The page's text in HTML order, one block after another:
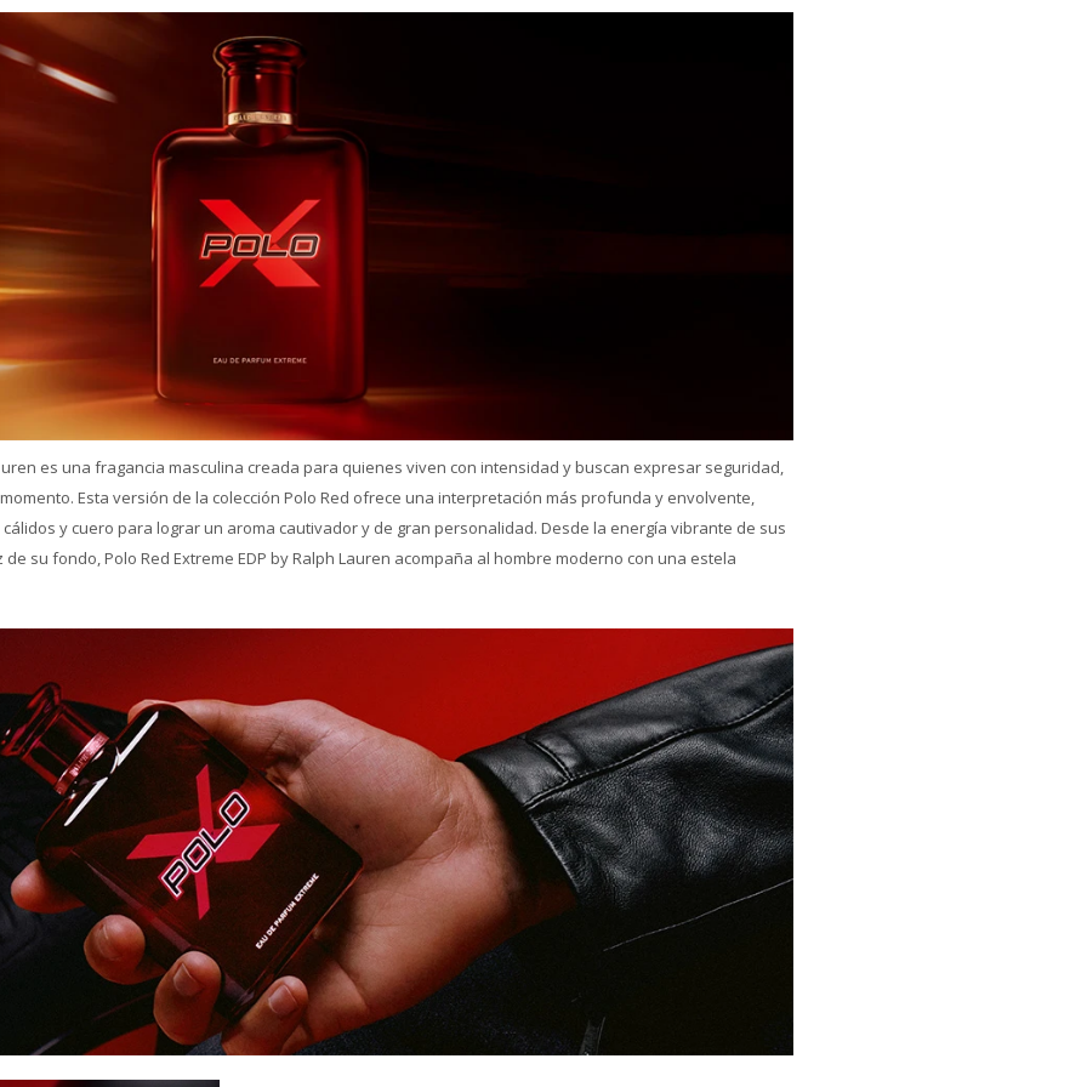
es una fragancia masculina creada para quienes viven con intensidad y buscan expresar seguridad,
Esta versión de la colección Polo Red ofrece una interpretación más profunda y envolvente,
y cuero para lograr un aroma cautivador y de gran personalidad. Desde la energía vibrante de sus
su fondo, Polo Red Extreme EDP by Ralph Lauren acompaña al hombre moderno con una estela